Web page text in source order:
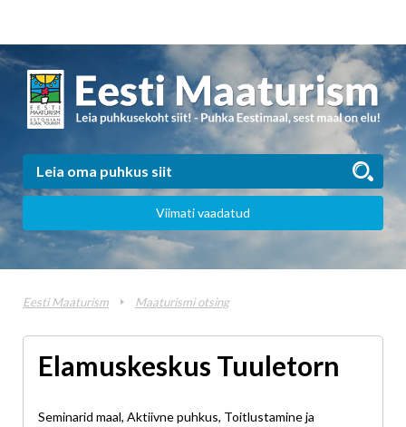
Viimati vaadatud
Eesti Maaturism Maaturismi otsing
Elamuskeskus Tuuletorn
Seminarid maal, Aktiivne puhkus, Toitlustamine ja